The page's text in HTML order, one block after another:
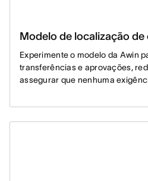
Modelo de localização
Experimente o modelo da Awin
transferências e aprovações,
assegurar que nenhuma